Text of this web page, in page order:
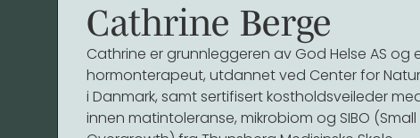
Cathrine Berge
Cathrine er grunnleggeren av God Helse AS og
hormonterapeut, utdannet ved Center for
i Danmark, samt sertifisert kostholdsveileder
innen matintoleranse, mikrobiom og SIBO